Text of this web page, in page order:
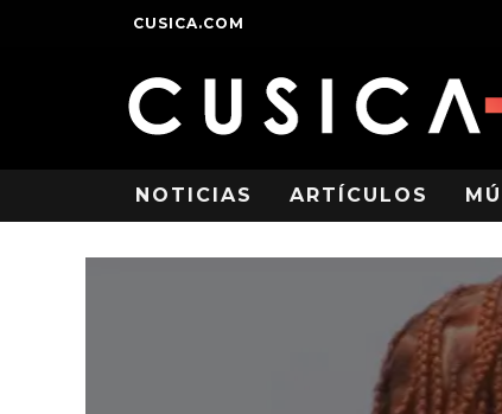
CUSICA.COM
NOTICIAS ARTÍCULOS